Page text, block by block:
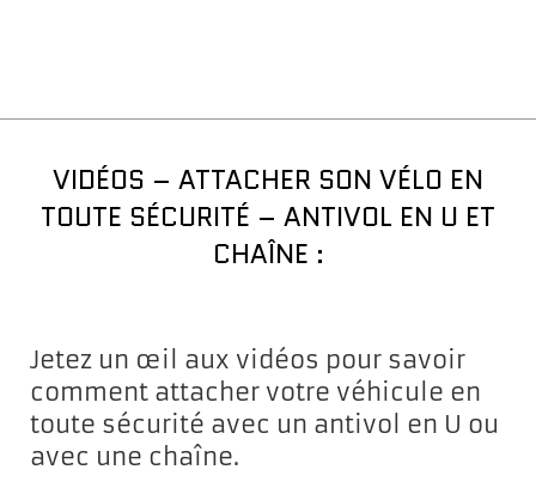
VIDÉOS – ATTACHER SON VÉLO EN
TOUTE SÉCURITÉ – ANTIVOL EN U ET
CHAÎNE :
Jetez un œil aux vidéos pour savoir
comment attacher votre véhicule en
toute sécurité avec un antivol en U ou
avec une chaîne.